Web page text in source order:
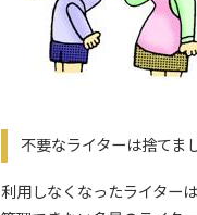
不要なライターは捨てま
利用しなくなったライター